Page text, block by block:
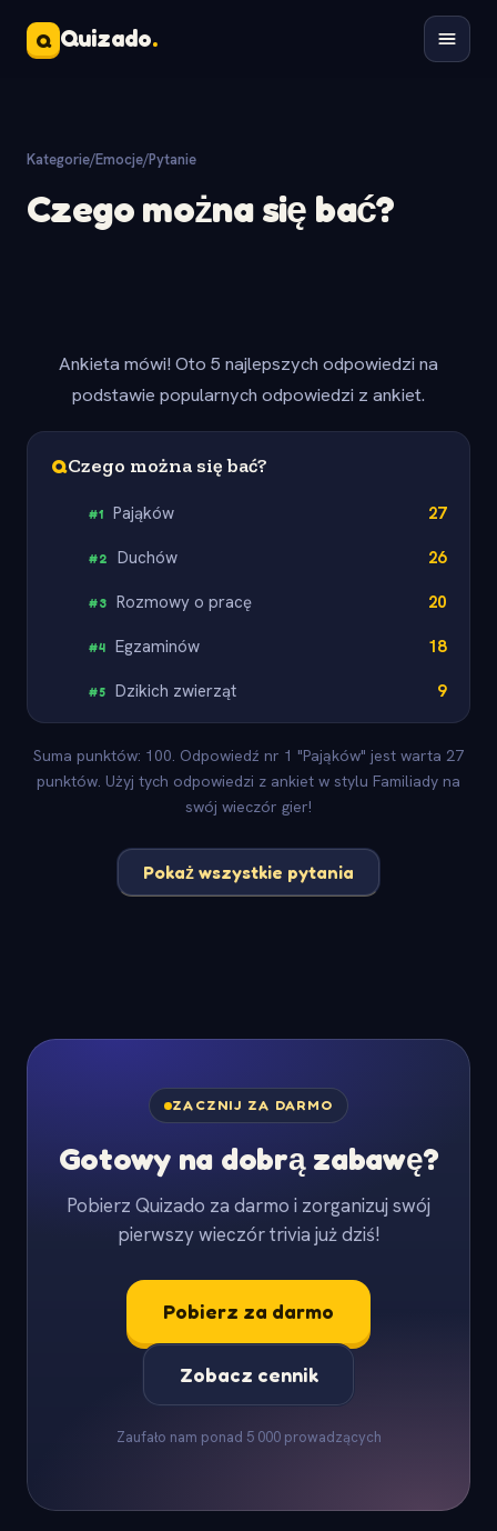
Q Quizado.
Kategorie/Emocje/Pytanie
Czego można się bać?
Ankieta mówi! Oto 5 najlepszych odpowiedzi na
podstawie popularnych odpowiedzi z ankiet.
QCzego można się bać?
#1 Pająków 27
#2 Duchów 26
#3 Rozmowy o pracę 20
#4 Egzaminów 18
#5 Dzikich zwierząt 9
Suma punktów: 100. Odpowiedź nr 1 "Pająków" jest warta 27
punktów. Użyj tych odpowiedzi z ankiet w stylu Familiady na
swój wieczór gier!
Pokaż wszystkie pytania
ZACZNIJ ZA DARMO
Gotowy na dobrą zabawę?
Pobierz Quizado za darmo i zorganizuj swój
pierwszy wieczór trivia już dziś!
Pobierz za darmo
Zobacz cennik
Zaufało nam ponad 5 000 prowadzących